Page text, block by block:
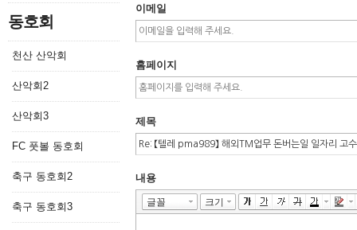
동호회
천산 산악회
산악회2
산악회3
FC 풋볼 동호회
축구 동호회2
축구 동호회3
이메일
홈페이지
제목
내용